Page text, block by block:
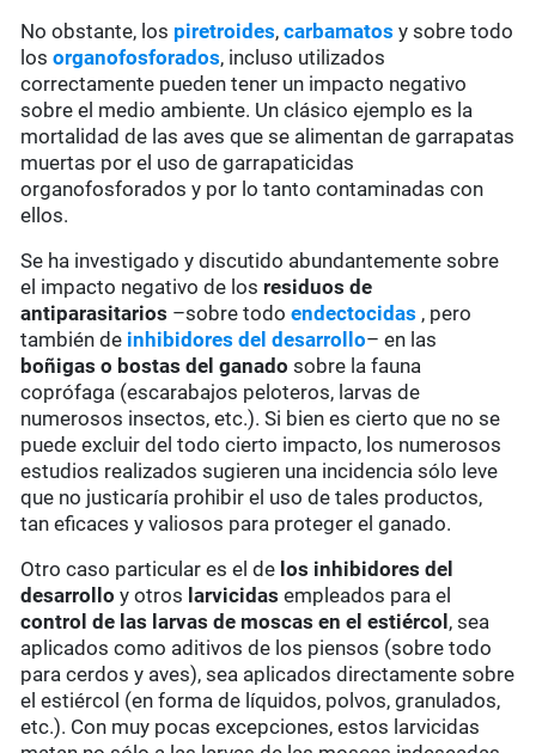
No obstante, los piretroides,carbamatos y sobre todo
losorganofosforados, incluso utilizados
correctamente pueden tener un impacto negativo
sobre el medio ambiente. Un clásico ejemplo es la
mortalidad de las aves que se alimentan de garrapatas
muertas por el uso de garrapaticidas
organofosforados y por lo tanto contaminadas con
ellos.
Se ha investigado y discutido abundantemente sobre
el impacto negativo de los residuos de
antiparasitarios –sobre todoendectocidas , pero
también de inhibidores del desarrollo– en las
boñigas o bostas del ganado sobre la fauna
coprófaga (escarabajos peloteros, larvas de
numerosos insectos, etc.). Si bien es cierto que no se
puede excluir del todo cierto impacto, los numerosos
estudios realizados sugieren una incidencia sólo leve
que no justicaría prohibir el uso de tales productos,
tan eficaces y valiosos para proteger el ganado.
Otro caso particular es el de los inhibidores del
desarrollo y otros larvicidas empleados para el
control de las larvas de moscas en el estiércol , sea
aplicados como aditivos de los piensos (sobre todo
para cerdos y aves), sea aplicados directamente sobre
el estiércol (en forma de líquidos, polvos, granulados,
etc.). Con muy pocas excepciones, estos larvicidas